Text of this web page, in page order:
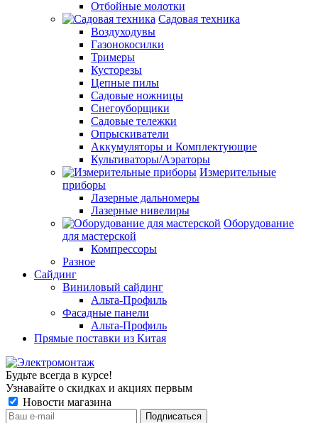
Отбойные молотки
Садовая техника
Воздуходувы
Газонокосилки
Тримеры
Кусторезы
Цепные пилы
Садовые ножницы
Снегоуборщики
Садовые тележки
Опрыскиватели
Аккумуляторы и Комплектующие
Культиваторы/Аэраторы
Измерительные
приборы
Лазерные дальномеры
Лазерные нивелиры
Оборудование
для мастерской
Компрессоры
Разное
Сайдинг
Виниловый сайдинг
Альта-Профиль
Фасадные панели
Альта-Профиль
Прямые поставки из Китая
Будьте всегда в курсе!
Узнавайте о скидках и акциях первым
Новости магазина